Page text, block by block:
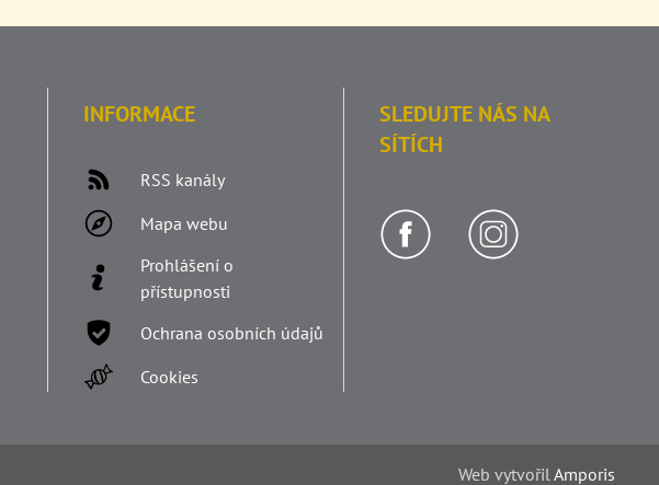
INFORMACE
RSS kanály
Mapa webu
Prohlášení o
přístupnosti
Ochrana osobních údajů
Cookies
SLEDUJTE NÁS NA
SÍTÍCH
Web vytvořil Amporis